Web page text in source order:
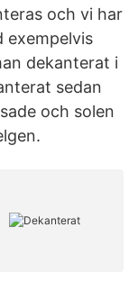
och vi har
exempelvis
dekanterat i
sedan
och solen